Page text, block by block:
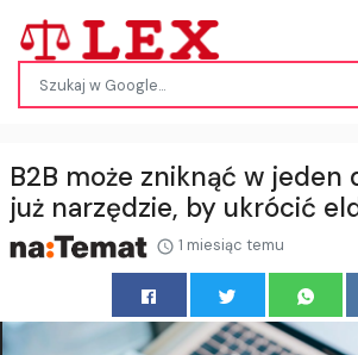
B2B może zniknąć w jeden
już narzędzie, by ukrócić
1 miesiąc temu